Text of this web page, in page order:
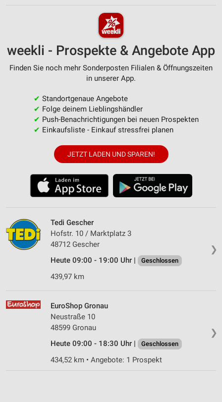
weekli - Prospekte & Angebote App
Finden Sie noch mehr Sonderposten Filialen & Öffnungszeiten
in unserer App.
✔ Standortgenaue Angebote
✔ Folge deinem Lieblingshändler
✔ Push-Benachrichtigungen bei neuen Prospekten
✔ Einkaufsliste - Einkauf stressfrei planen
JETZT LADEN UND SPAREN!
❯
Tedi Gescher
Hofstr. 10 / Marktplatz 3
48712 Gescher
Heute 09:00 - 19:00 Uhr |
Geschlossen
439,97 km
❯
EuroShop Gronau
Neustraße 10
48599 Gronau
Heute 09:00 - 18:30 Uhr |
Geschlossen
434,52 km • Angebote: 1 Prospekt